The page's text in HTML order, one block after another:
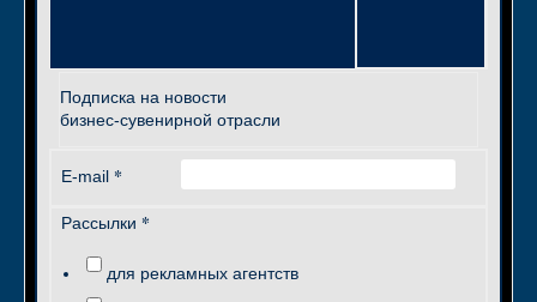
Подписка на новости
бизнес-сувенирной отрасли
E-mail *
Рассылки *
для рекламных агентств